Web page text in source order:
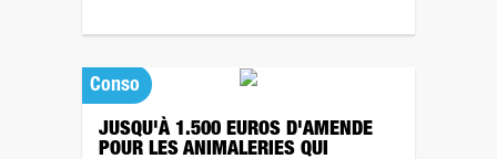
Conso
JUSQU'À 1.500 EUROS D'AMENDE
POUR LES ANIMALERIES QUI